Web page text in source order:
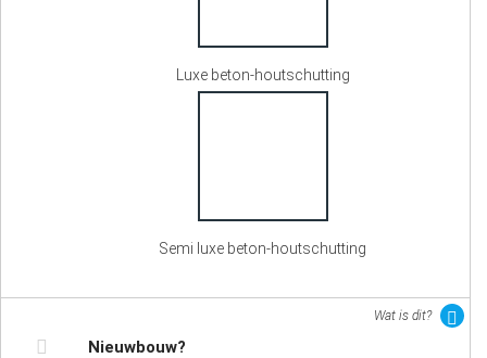
Luxe beton-houtschutting
Semi luxe beton-houtschutting
Wat is dit?
Nieuwbouw?